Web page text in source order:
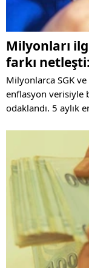
Milyonları
farkı
zam alacak?
Milyonlarca SGK
enflasyon verisiyle
odaklandı. 5 aylık
14 bin 320 liraya